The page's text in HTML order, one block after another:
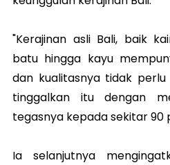
"Kerajinan asli Bali, baik
batu hingga kayu
dan kualitasnya tidak
tinggalkan itu dengan
tegasnya kepada sekitar 90
Ia selanjutnya